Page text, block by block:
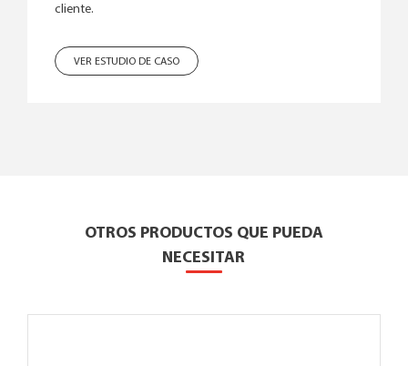
cliente.
VER ESTUDIO DE CASO
OTROS PRODUCTOS QUE PUEDA
NECESITAR